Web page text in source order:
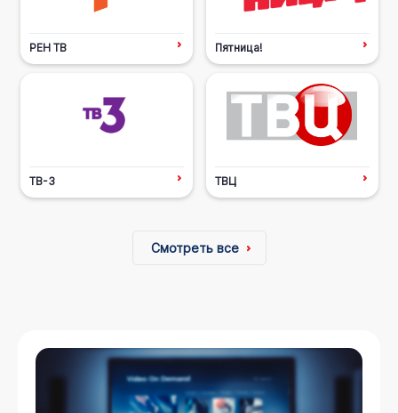
РЕН ТВ Пятница!
ТВ-3 ТВЦ
Смотреть все